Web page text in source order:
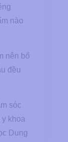
nào
nên bổ
đều
sóc
khoa
Dung